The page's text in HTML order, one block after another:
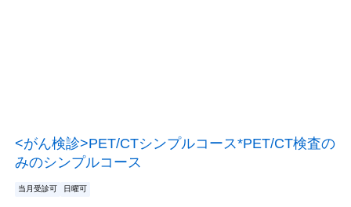
<がん検診>PET/CTシンプルコース*PET/CT検査の
みのシンプルコース
当月受診可 日曜可